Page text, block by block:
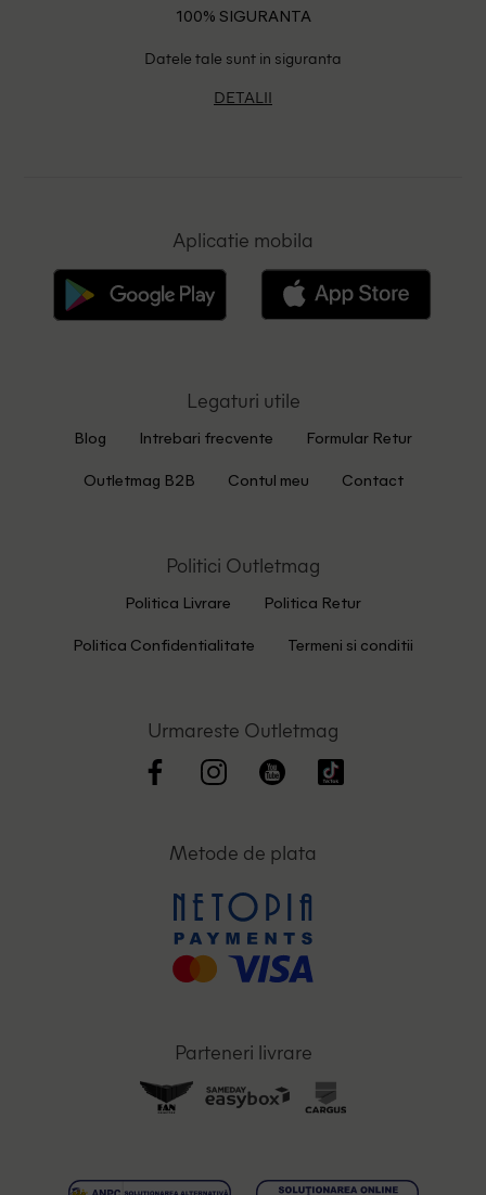
100% SIGURANTA
Datele tale sunt in siguranta
DETALII
Aplicatie mobila
Legaturi utile
Blog Intrebari frecvente Formular Retur
Outletmag B2B Contul meu Contact
Politici Outletmag
Politica Livrare Politica Retur
Politica Confidentialitate Termeni si conditii
Urmareste Outletmag
Metode de plata
Parteneri livrare